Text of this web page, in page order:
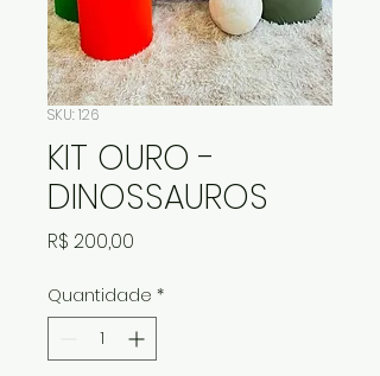
SKU: 126
KIT OURO -
DINOSSAUROS
R$ 200,00
Quantidade *